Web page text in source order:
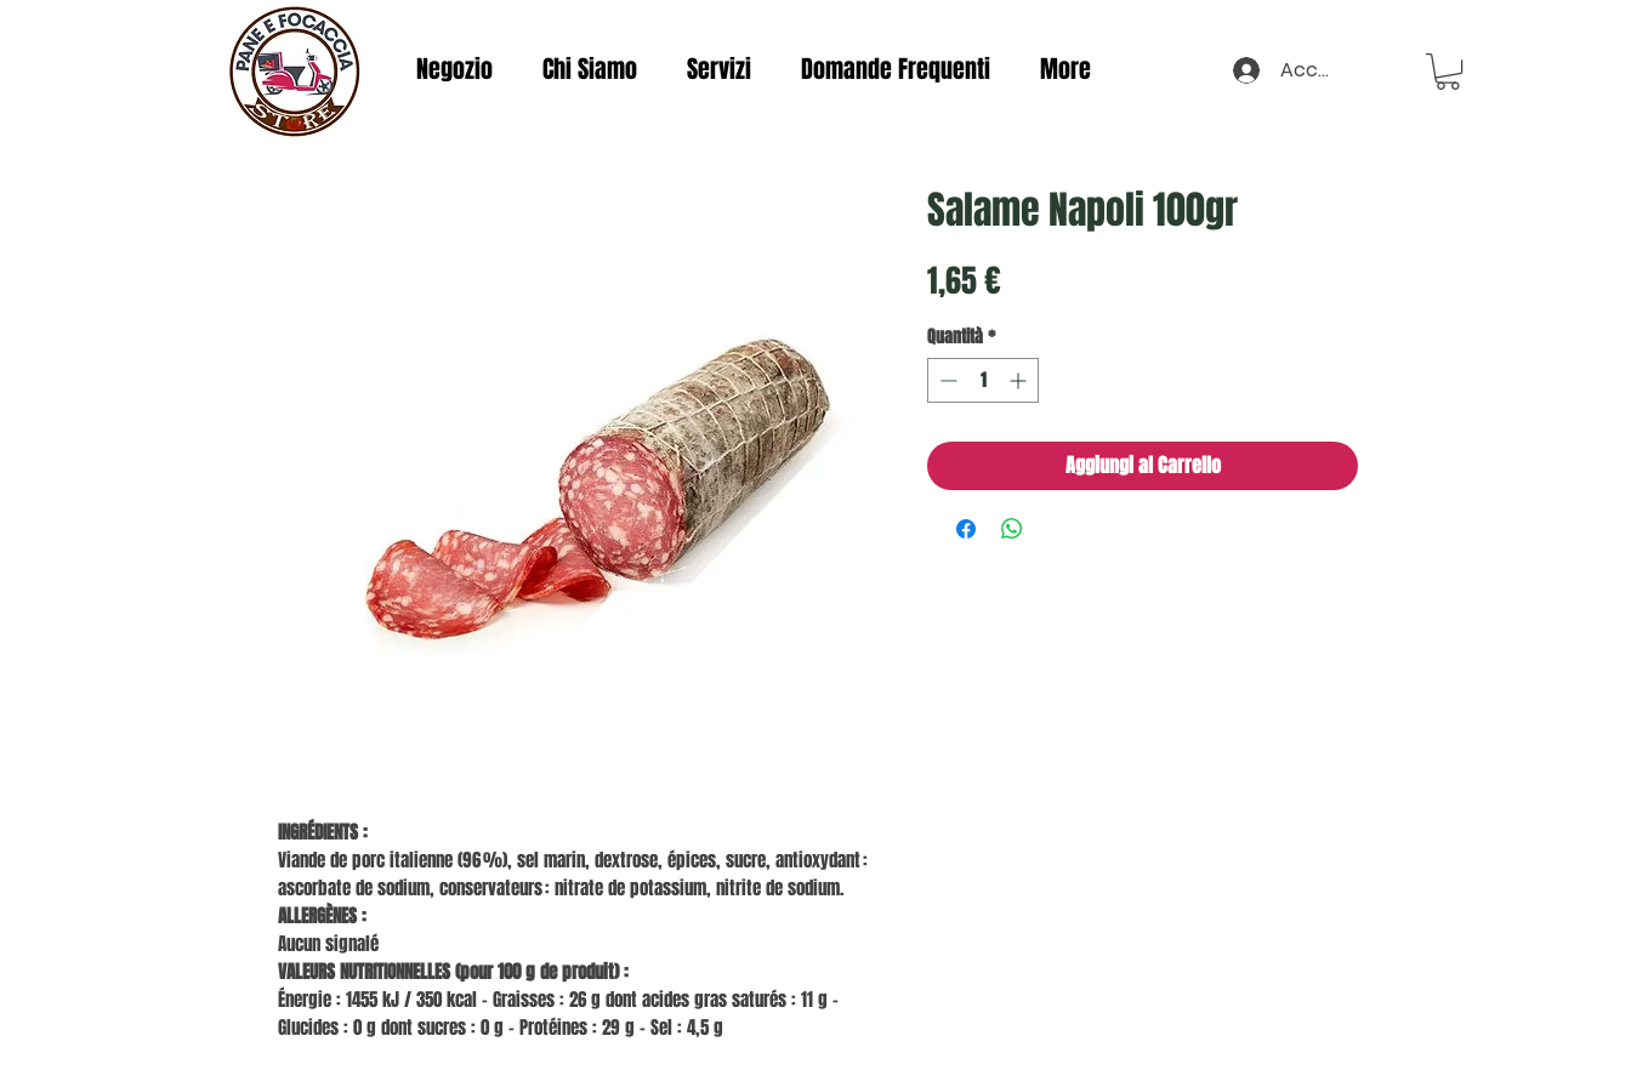
Negozio Chi Siamo Servizi Domande Frequenti More Accedi
INGRÉDIENTS :
Viande de porc italienne (96 %), sel marin, dextrose, épices, sucre, antioxydant :
ascorbate de sodium, conservateurs : nitrate de potassium, nitrite de sodium.
ALLERGÈNES :
Aucun signalé
VALEURS NUTRITIONNELLES (pour 100 g de produit) :
Énergie : 1455 kJ / 350 kcal – Graisses : 26 g dont acides gras saturés : 11 g –
Glucides : 0 g dont sucres : 0 g – Protéines : 29 g – Sel : 4,5 g
Salame Napoli 100gr
1,65 €Prezzo
Quantità*
Aggiungi al Carrello